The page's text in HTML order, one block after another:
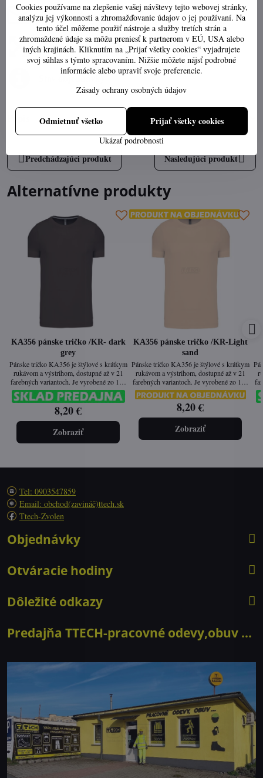
obchod​@ttech​.sk
Výber správnej veľkosti
Stav objednávky
Predchádzajúci produkt Nasledujúci produkt
Alternatívne produkty
KA356 pánske tričko /KR- dark
grey
Pánske tričko KA356 je štýlové s krátkym
rukávom a výstrihom, dostupné až v 21
farebných variantoch. Je vyrobené zo 100
% česanej bavlny prané enzýmami, vďaka
čomu má hladký povrch, jemný dotyk a
vysokú odolnosť. Vypasovaný strih a
enzýmové pranie zaručujú dlhú životnosť a
8,20 €
Zobraziť
KA356 pánske tričko /KR-Light
sand
Pánske tričko KA356 je štýlové s krátkym
rukávom a výstrihom, dostupné až v 21
farebných variantoch. Je vyrobené zo 100
% česanej bavlny prané enzýmami, vďaka
čomu má hladký povrch, jemný dotyk a
vysokú odolnosť. Vypasovaný strih a
enzýmové pranie zaručujú dlhú životnosť a
pohodlie pri každodennom nosení.
8,20 €
Zobraziť
%
Tel: 0903547859
Email: obchod(zavináč)ttech.sk
Ttech-Zvolen
Objednávky
Otváracie hodiny
Dôležité odkazy
Predajňa TTECH-pracovné odevy,obuv ...
Cookies používame na zlepšenie vašej návštevy tejto webovej stránky,
analýzu jej výkonnosti a zhromažďovanie údajov o jej používaní. Na
tento účel môžeme použiť nástroje a služby tretích strán a
zhromaždené údaje sa môžu preniesť k partnerom v EÚ, USA alebo
iných krajinách. Kliknutím na „Prijať všetky cookies“ vyjadrujete
svoj súhlas s týmto spracovaním. Nižšie môžete nájsť podrobné
informácie alebo upraviť svoje preferencie.
Zásady ochrany osobných údajov
Ukázať podrobnosti
Prijať všetky cookies
Odmietnuť všetko